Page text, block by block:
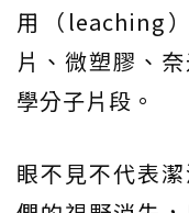
用（leaching
片、微塑膠、
學分子片段。
眼不見不代表